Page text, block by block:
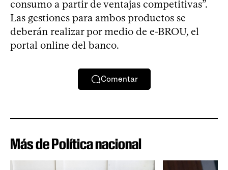
consumo a partir de ventajas competitivas”.
Las gestiones para ambos productos se
deberán realizar por medio de e-BROU, el
portal online del banco.
Comentar
Más de Política nacional